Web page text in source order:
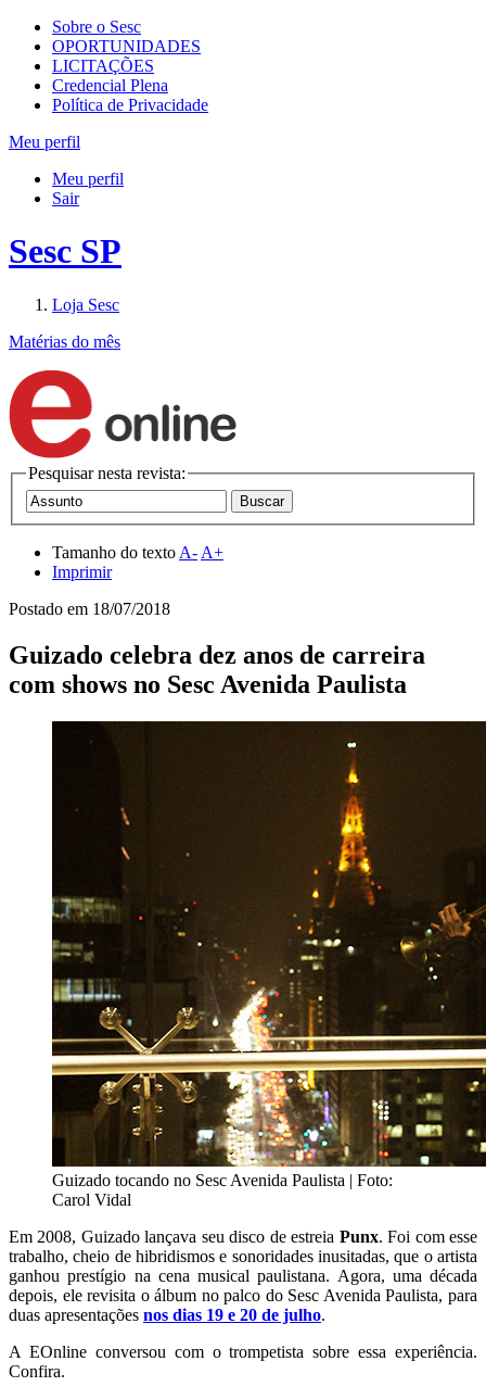
Sobre o Sesc
OPORTUNIDADES
LICITAÇÕES
Credencial Plena
Política de Privacidade
Meu perfil
Meu perfil
Sair
Sesc SP
Loja Sesc
Matérias do mês
Pesquisar nesta revista:
Tamanho do texto A- A+
Imprimir
Postado em 18/07/2018
Guizado celebra dez anos de carreira
com shows no Sesc Avenida Paulista
Guizado tocando no Sesc Avenida Paulista | Foto:
Carol Vidal
Em 2008, Guizado lançava seu disco de estreia Punx. Foi com esse
trabalho, cheio de hibridismos e sonoridades inusitadas, que o artista
ganhou prestígio na cena musical paulistana. Agora, uma década
depois, ele revisita o álbum no palco do Sesc Avenida Paulista, para
duas apresentações nos dias 19 e 20 de julho.
A EOnline conversou com o trompetista sobre essa experiência.
Confira.